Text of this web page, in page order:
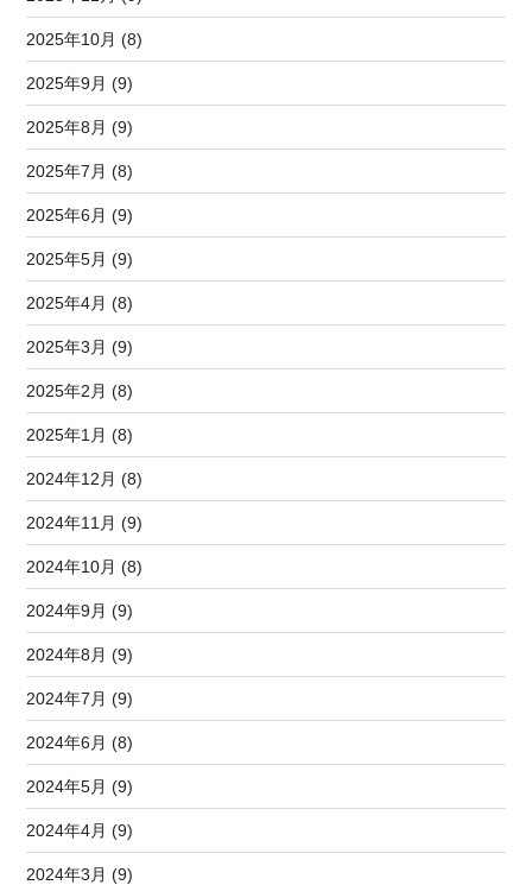
2025年10月 (8)
2025年9月 (9)
2025年8月 (9)
2025年7月 (8)
2025年6月 (9)
2025年5月 (9)
2025年4月 (8)
2025年3月 (9)
2025年2月 (8)
2025年1月 (8)
2024年12月 (8)
2024年11月 (9)
2024年10月 (8)
2024年9月 (9)
2024年8月 (9)
2024年7月 (9)
2024年6月 (8)
2024年5月 (9)
2024年4月 (9)
2024年3月 (9)